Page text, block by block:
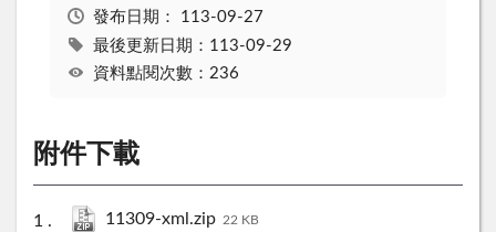
發布日期： 113-09-27
最後更新日期：113-09-29
資料點閱次數：236
附件下載
11309-xml.zip 22 KB